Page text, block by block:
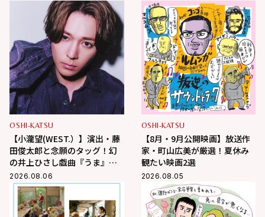
OSHI-KATSU
【小瀧望(WEST.）】演出・藤
田俊太郎と念願のタッグ！幻
の井上ひさし戯曲『うま』で
演じる“爽快な悪人”の魅力と
は
2026.08.06
OSHI-KATSU
【8月・9月公開映画】放送作
家・町山広美が厳選！夏休み
観たい映画2選
2026.08.05